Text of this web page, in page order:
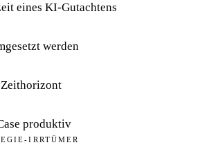
eines KI-Gutachtens
werden
produktiv
IRRTÜMER